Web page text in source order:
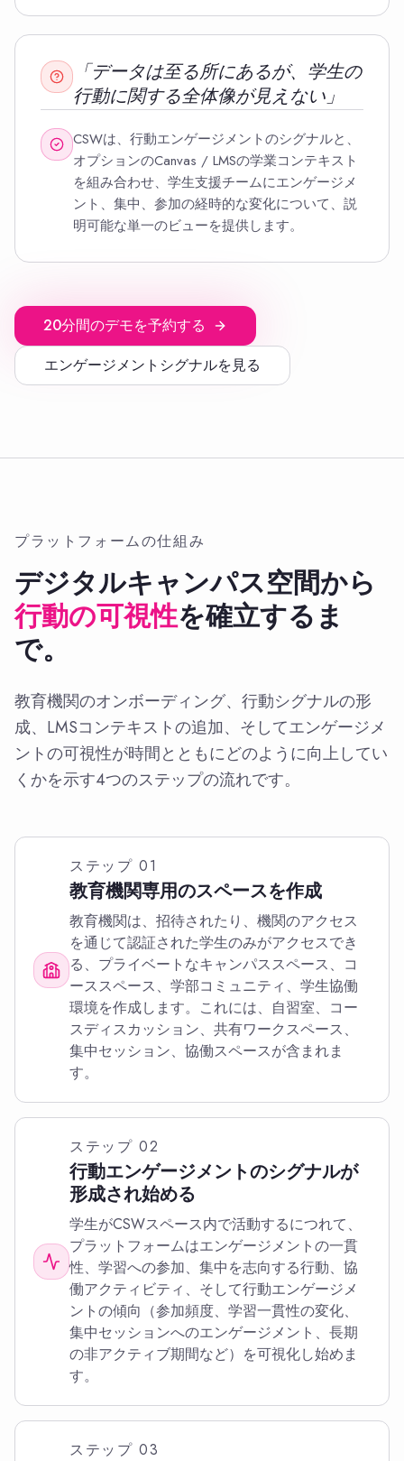
「データは至る所にあるが、学生の
行動に関する全体像が見えない」
CSWは、行動エンゲージメントのシグナルと、
オプションのCanvas / LMSの学業コンテキスト
を組み合わせ、学生支援チームにエンゲージメ
ント、集中、参加の経時的な変化について、説
明可能な単一のビューを提供します。
20分間のデモを予約する
エンゲージメントシグナルを見る
プラットフォームの仕組み
デジタルキャンパス空間から
行動の可視性を確立するま
で。
教育機関のオンボーディング、行動シグナルの形
成、LMSコンテキストの追加、そしてエンゲージメ
ントの可視性が時間とともにどのように向上してい
くかを示す4つのステップの流れです。
ステップ 01
教育機関専用のスペースを作成
教育機関は、招待されたり、機関のアクセス
を通じて認証された学生のみがアクセスでき
る、プライベートなキャンパススペース、コ
ーススペース、学部コミュニティ、学生協働
環境を作成します。これには、自習室、コー
スディスカッション、共有ワークスペース、
集中セッション、協働スペースが含まれま
す。
ステップ 02
行動エンゲージメントのシグナルが
形成され始める
学生がCSWスペース内で活動するにつれて、
プラットフォームはエンゲージメントの一貫
性、学習への参加、集中を志向する行動、協
働アクティビティ、そして行動エンゲージメ
ントの傾向（参加頻度、学習一貫性の変化、
集中セッションへのエンゲージメント、長期
の非アクティブ期間など）を可視化し始めま
す。
ステップ 03